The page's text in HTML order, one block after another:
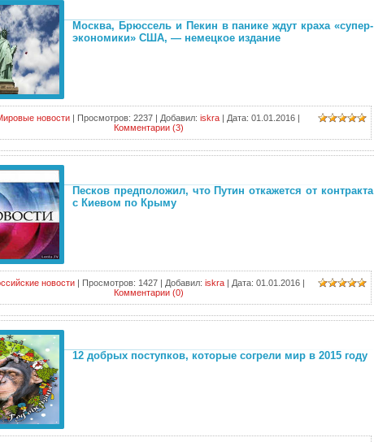
Москва, Брюссель и Пекин в панике ждут краха «супер-
экономики» США, — немецкое издание
новости| Просмотров: 2237 | Добавил: iskra| Дата: 01.01.2016 |
Комментарии (3)
Песков предположил, что Путин откажется от контракта
с Киевом по Крыму
новости | Просмотров: 1427 | Добавил: iskra | Дата: 01.01.2016 |
Комментарии (0)
12 добрых поступков, которые согрели мир в 2015 году